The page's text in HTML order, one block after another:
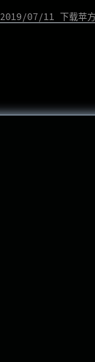
2019/07/11 下载苹